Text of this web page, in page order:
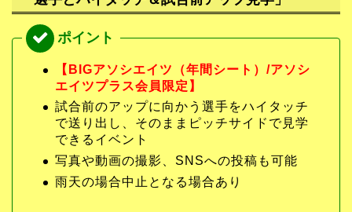
【BIGアソシエイツ（年間シート）/アソシ
エイツプラス会員限定】
試合前のアップに向かう選手をハイタッチ
で送り出し、そのままピッチサイドで見学
できるイベント
写真や動画の撮影、SNSへの投稿も可能
雨天の場合中止となる場合あり